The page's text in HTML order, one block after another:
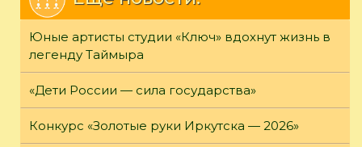
Юные артисты студии «Ключ» вдохнут жизнь в
легенду Таймыра
«Дети России — сила государства»
Конкурс «Золотые руки Иркутска — 2026»